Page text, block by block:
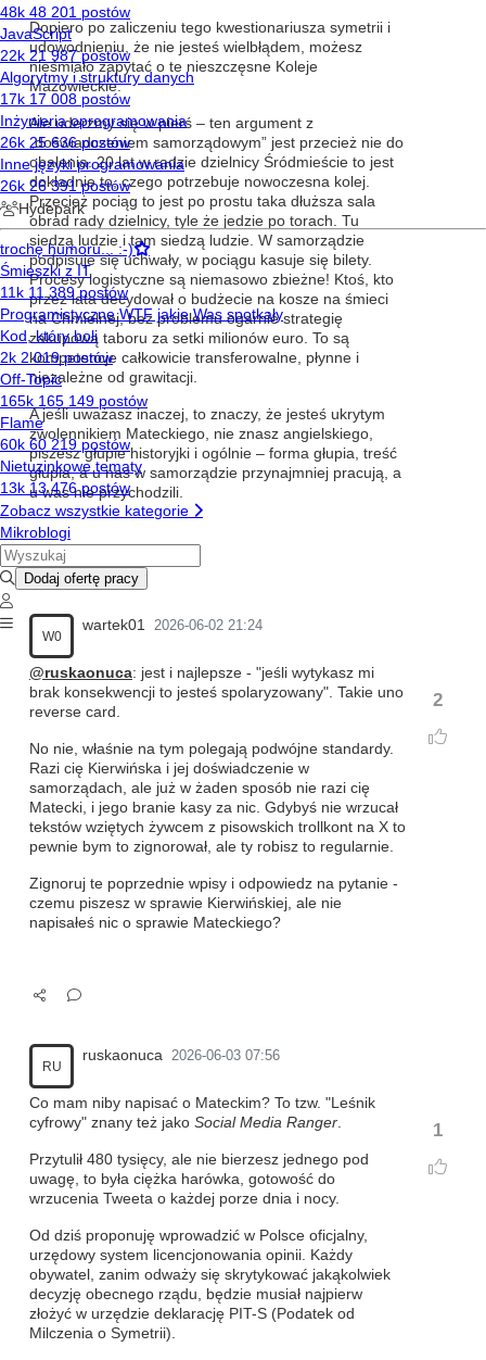
Dopiero po zaliczeniu tego kwestionariusza symetrii i
udowodnieniu, że nie jesteś wielbłądem, możesz
nieśmiało zapytać o te nieszczęsne Koleje
Mazowieckie.
Ale uderzmy się w pierś – ten argument z
„doświadczeniem samorządowym” jest przecież nie do
obalenia. 20 lat w radzie dzielnicy Śródmieście to jest
dokładnie to, czego potrzebuje nowoczesna kolej.
Przecież pociąg to jest po prostu taka dłuższa sala
obrad rady dzielnicy, tyle że jedzie po torach. Tu
siedzą ludzie i tam siedzą ludzie. W samorządzie
podpisuje się uchwały, w pociągu kasuje się bilety.
Procesy logistyczne są niemasowo zbieżne! Ktoś, kto
przez lata decydował o budżecie na kosze na śmieci
na Chmielnej, bez problemu ogarnie strategię
zakupową taboru za setki milionów euro. To są
kompetencje całkowicie transferowalne, płynne i
niezależne od grawitacji.
A jeśli uważasz inaczej, to znaczy, że jesteś ukrytym
zwolennikiem Mateckiego, nie znasz angielskiego,
piszesz głupie historyjki i ogólnie – forma głupia, treść
głupia, a u nas w samorządzie przynajmniej pracują, a
u was nie przychodzili.
W0
wartek01 2026-06-02 21:24
2
@ruskaonuca: jest i najlepsze - "jeśli wytykasz mi
brak konsekwencji to jesteś spolaryzowany". Takie uno
reverse card.
No nie, właśnie na tym polegają podwójne standardy.
Razi cię Kierwińska i jej doświadczenie w
samorządach, ale już w żaden sposób nie razi cię
Matecki, i jego branie kasy za nic. Gdybyś nie wrzucał
tekstów wziętych żywcem z pisowskich trollkont na X to
pewnie bym to zignorował, ale ty robisz to regularnie.
Zignoruj te poprzednie wpisy i odpowiedz na pytanie -
czemu piszesz w sprawie Kierwińskiej, ale nie
napisałeś nic o sprawie Mateckiego?
RU
ruskaonuca 2026-06-03 07:56
1
Co mam niby napisać o Mateckim? To tzw. "Leśnik
cyfrowy" znany też jako Social Media Ranger
Przytulił 480 tysięcy, ale nie bierzesz jednego pod
uwagę, to była ciężka harówka, gotowość do
wrzucenia Tweeta o każdej porze dnia i nocy.
Od dziś proponuję wprowadzić w Polsce oficjalny,
urzędowy system licencjonowania opinii. Każdy
obywatel, zanim odważy się skrytykować jakąkolwiek
decyzję obecnego rządu, będzie musiał najpierw
złożyć w urzędzie deklarację PIT-S (Podatek od
Milczenia o Symetrii).